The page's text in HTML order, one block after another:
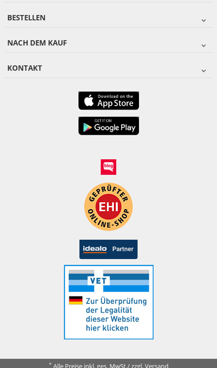
BESTELLEN
NACH DEM KAUF
KONTAKT
* Alle Preise inkl. ges. MwSt./ zzgl. Versand